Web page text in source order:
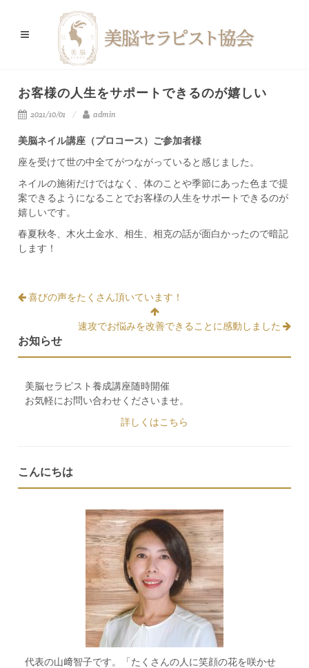
お客様の人生をサポートできるのが嬉しい
2021/10/01 admin
美脳ネイル講座（プロコース）ご参加者様
座を受けて世の中全てがつながっていると感じました。
ネイルの施術だけではなく、体のことや季節にあった色まで提
案できるようになることでお客様の人生をサポートできるのが
嬉しいです。
春夏秋冬、木火土金水、相生、相克の話が面白かったので暗記
します！
喜びの声をたくさん頂いています！
速攻でお悩みを改善できることに感動しました
お知らせ
美脳セラピスト養成講座随時開催
お気軽にお問い合わせくださいませ。
詳しくはこちら
こんにちは
代表の山﨑智子です。「たくさんの人に笑顔の花を咲かせ